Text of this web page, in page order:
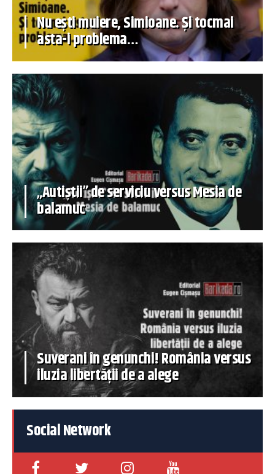
Nu ești muiere, Simioane. Și tocmai
asta-i problema…
„Autiștii” de serviciu versus Mesia de
balamuc
Suverani în genunchi! România versus
iluzia libertății de a alege
Social Network